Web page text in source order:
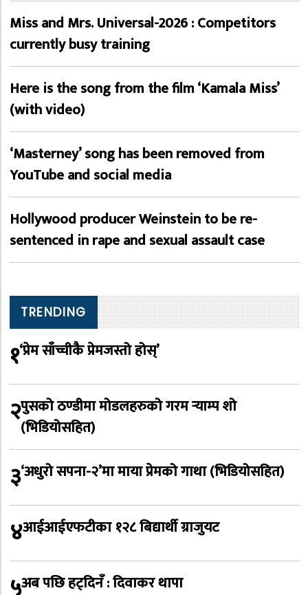
Miss and Mrs. Universal-2026 : Competitors
currently busy training
Here is the song from the film ‘Kamala Miss’
(with video)
‘Masterney’ song has been removed from
YouTube and social media
Hollywood producer Weinstein to be re-
sentenced in rape and sexual assault case
TRENDING
१‘प्रेम साँच्चीकै प्रेमजस्तो होस्’
२पुसको ठण्डीमा मोडलहरुको गरम र्‍याम्प शो
(भिडियोसहित)
३‘अधुरो सपना-२’मा माया प्रेमको गाथा (भिडियोसहित)
४आईआईएफटीका १२८ बिद्यार्थी ग्राजुयट
अब पछि हट्दिनँ : दिवाकर थापा